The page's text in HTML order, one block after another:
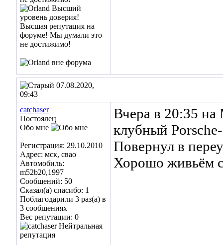
07.08.2020,
09:43
catchaser
Постоялец
Обо мне
Регистрация: 29.10.2010
Адрес: мск, свао
Автомобиль:
m52b20,1997
Сообщений: 50
Сказал(а) спасибо: 1
Поблагодарили 3 раз(а) в
3 сообщениях
Вес репутации: 0
Вчера в 20:35 на
клубный
Повернул в
Хорошо живьём